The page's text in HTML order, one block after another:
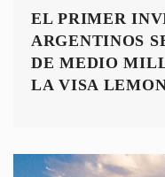
EL PRIMER
ARGENTINOS
DE MEDIO